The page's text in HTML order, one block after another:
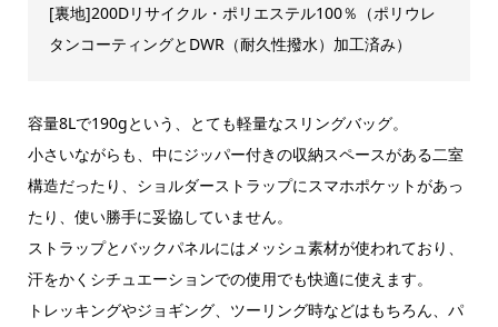
[裏地]200Dリサイクル・ポリエステル100％（ポリウレ
タンコーティングとDWR（耐久性撥水）加工済み）
容量8Lで190gという、とても軽量なスリングバッグ。
小さいながらも、中にジッパー付きの収納スペースがある二室
構造だったり、ショルダーストラップにスマホポケットがあっ
たり、使い勝手に妥協していません。
ストラップとバックパネルにはメッシュ素材が使われており、
汗をかくシチュエーションでの使用でも快適に使えます。
トレッキングやジョギング、ツーリング時などはもちろん、パ